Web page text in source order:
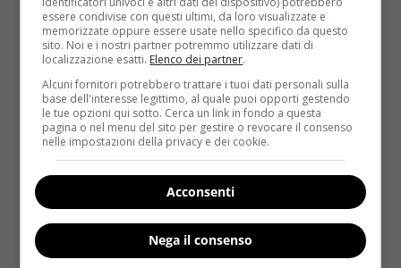
Read More
essere condivise con questi ultimi, da loro visualizzate e
memorizzate oppure essere usate nello specifico da questo
sito. Noi e i nostri partner potremmo utilizzare dati di
localizzazione esatti. Elenco dei partner.
Alcuni fornitori potrebbero trattare i tuoi dati personali sulla
base dell'interesse legittimo, al quale puoi opporti gestendo
le tue opzioni qui sotto. Cerca un link in fondo a questa
pagina o nel menu del sito per gestire o revocare il consenso
nelle impostazioni della privacy e dei cookie.
Acconsenti
Nega il consenso